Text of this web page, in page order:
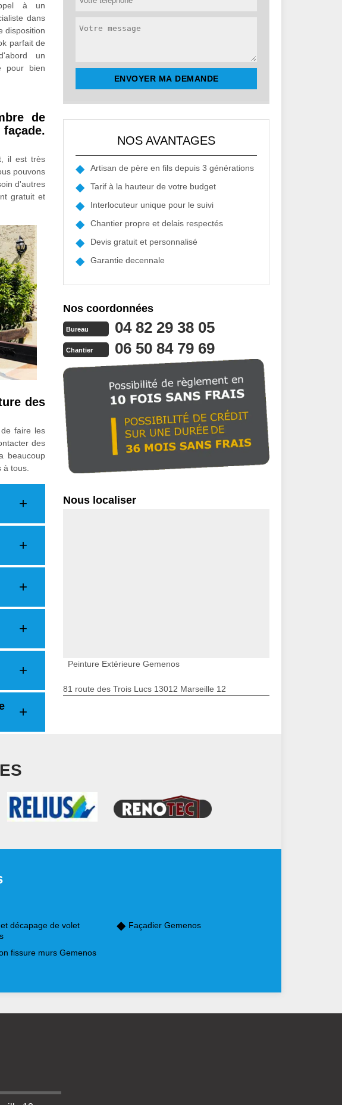
à un
dans
disposition
parfait de
un
pour bien
de
il est très
pouvons
d'autres
gratuit et
des
faire les
des
beaucoup
à tous.
NOS AVANTAGES
Artisan de père en fils depuis 3 générations
Tarif à la hauteur de votre budget
Interlocuteur unique pour le suivi
Chantier propre et delais respectés
Devis gratuit et personnalisé
Garantie decennale
Nos coordonnées
Bureau 04 82 29 38 05
Chantier 06 50 84 79 69
Nous localiser
Peinture Extérieure Gemenos
81 route des Trois Lucs 13012 Marseille 12
décapage de volet
fissure murs Gemenos
Façadier Gemenos